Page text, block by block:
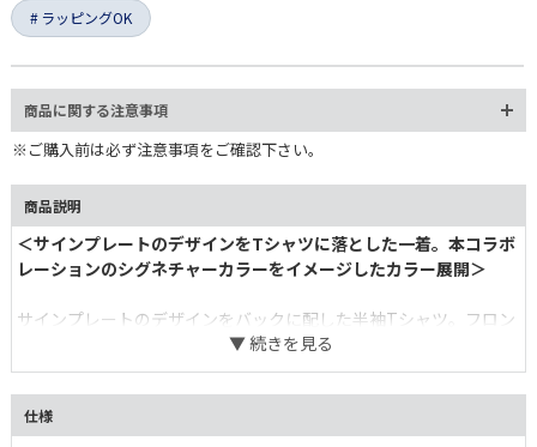
ラッピングOK
商品に関する注意事項
※ご購入前は必ず注意事項をご確認下さい。
商品説明
＜サインプレートのデザインをTシャツに落とした一着。本コラボ
レーションのシグネチャーカラーをイメージしたカラー展開＞
サインプレートのデザインをバックに配した半袖Tシャツ。フロン
トに入れたワンポイントのコラボロゴは、厚盛りのラバープリント
で立体感のある仕上がりに。Tシャツのボディ色は、今回のシグネ
チャーカラーであるランドクルーザー“70”シリーズ塗装色の3色に
近いカラーリングに、サインプレートのイメージをそのまま落とし
仕様